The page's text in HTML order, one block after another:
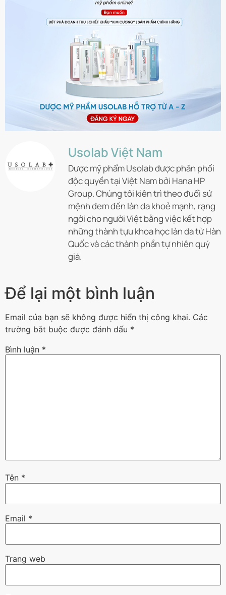
Usolab Việt Nam
Dược mỹ phẩm Usolab được phân phối
độc quyền tại Việt Nam bởi Hana HP
Group. Chúng tôi kiên trì theo đuổi sứ
mệnh đem đến làn da khoẻ mạnh, rạng
ngời cho người Việt bằng việc kết hợp
những thành tựu khoa học làn da từ Hàn
Quốc và các thành phần tự nhiên quý
giá.
Để lại một bình luận
Email của bạn sẽ không được hiển thị công khai. Các
trường bắt buộc được đánh dấu *
Bình luận *
Tên *
Email *
Trang web